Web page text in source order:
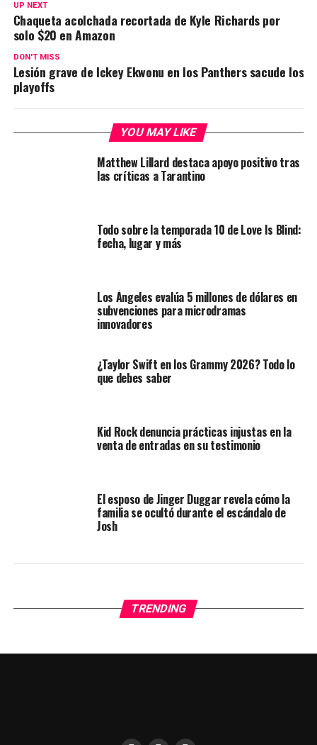
UP NEXT
Chaqueta acolchada recortada de Kyle Richards por
solo $20 en Amazon
DON'T MISS
Lesión grave de Ickey Ekwonu en los Panthers sacude los
playoffs
YOU MAY LIKE
Matthew Lillard destaca apoyo positivo tras
las críticas a Tarantino
Todo sobre la temporada 10 de Love Is Blind:
fecha, lugar y más
Los Ángeles evalúa 5 millones de dólares en
subvenciones para microdramas
innovadores
¿Taylor Swift en los Grammy 2026? Todo lo
que debes saber
Kid Rock denuncia prácticas injustas en la
venta de entradas en su testimonio
El esposo de Jinger Duggar revela cómo la
familia se ocultó durante el escándalo de
Josh
TRENDING